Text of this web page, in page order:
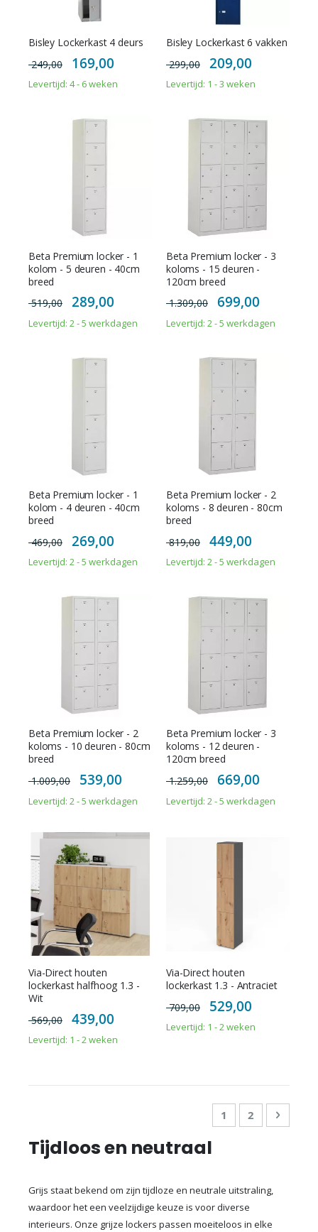
Bisley Lockerkast 4 deurs
249,00
Special
Price
169,00
Levertijd: 4 - 6 weken
Bisley Lockerkast 6 vakken
299,00
Special
Price
209,00
Levertijd: 1 - 3 weken
Beta Premium locker - 1
kolom - 5 deuren - 40cm
breed
519,00
Special
Price
289,00
Levertijd: 2 - 5 werkdagen
Beta Premium locker - 3
koloms - 15 deuren -
120cm breed
1.309,00
Special
Price
699,00
Levertijd: 2 - 5 werkdagen
Beta Premium locker - 1
kolom - 4 deuren - 40cm
breed
469,00
Special
Price
269,00
Levertijd: 2 - 5 werkdagen
Beta Premium locker - 2
koloms - 8 deuren - 80cm
breed
819,00
Special
Price
449,00
Levertijd: 2 - 5 werkdagen
Beta Premium locker - 2
koloms - 10 deuren - 80cm
breed
1.009,00
Special
Price
539,00
Levertijd: 2 - 5 werkdagen
Beta Premium locker - 3
koloms - 12 deuren -
120cm breed
1.259,00
Special
Price
669,00
Levertijd: 2 - 5 werkdagen
Via-Direct houten
lockerkast halfhoog 1.3 -
Wit
569,00
Special
Price
439,00
Levertijd: 1 - 2 weken
Via-Direct houten
lockerkast 1.3 - Antraciet
709,00
Special
Price
529,00
Levertijd: 1 - 2 weken
Pagina
U lees
1 Pagina
2 Pagina
Tijdloos en neutraal
Grijs staat bekend om zijn tijdloze en neutrale uitstraling,
waardoor het een veelzijdige keuze is voor diverse
interieurs. Onze grijze lockers passen moeiteloos in elke